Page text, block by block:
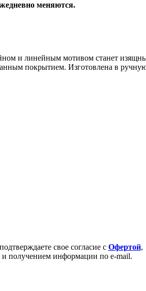
меняются.
и линейным мотивом станет
покрытием. Изготовлена в
свое согласие с Офертой,
и получением информации по e-mail.